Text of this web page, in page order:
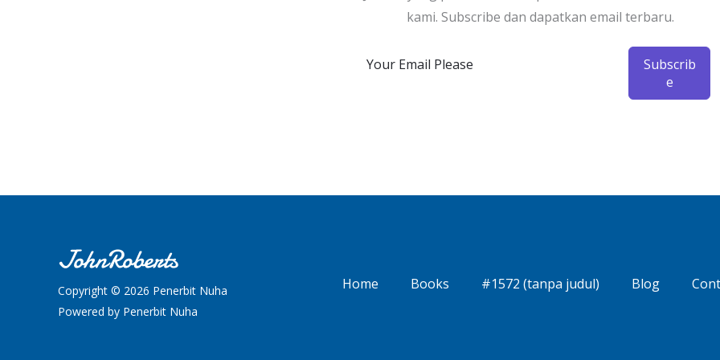
kami. Subscribe dan dapatkan email terbaru.
Subscrib
e
Copyright © 2026 Penerbit Nuha
Powered by Penerbit Nuha
Home Books #1572 (tanpa judul) Blog